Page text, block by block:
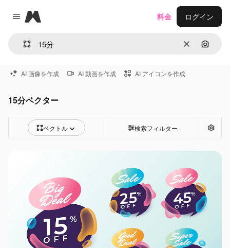
Close menu
Magnific
消去 画像で
料金 ログイン
AI 画像を作成 AI 動画を作成 AI アイコンを作成
15分ベクター
ベクトル 検索フィルター